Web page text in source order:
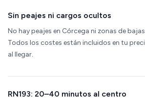
Sin peajes ni cargos ocultos
No hay peajes en Córcega ni zonas de
Todos los costes están incluidos en tu
al llegar.
RN193: 20–40 minutos al centro